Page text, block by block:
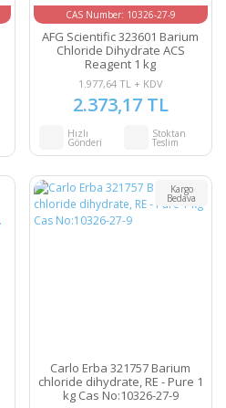
CAS Number: 10326-27-9
AFG Scientific 323601 Barium
Chloride Dihydrate ACS
Reagent 1 kg
1.977,64 TL + KDV
2.373,17 TL
Hızlı
Gönderi
Stoktan
Teslim
Kargo
Bedava
Carlo Erba 321757 Barium
chloride dihydrate, RE - Pure 1
kg Cas No:10326-27-9